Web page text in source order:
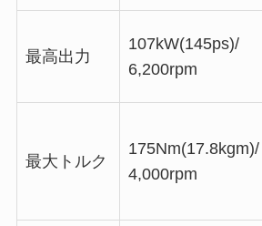
最高出力
107kW(145ps)/
6,200rpm
最大トルク
175Nm(17.8kgm)/
4,000rpm